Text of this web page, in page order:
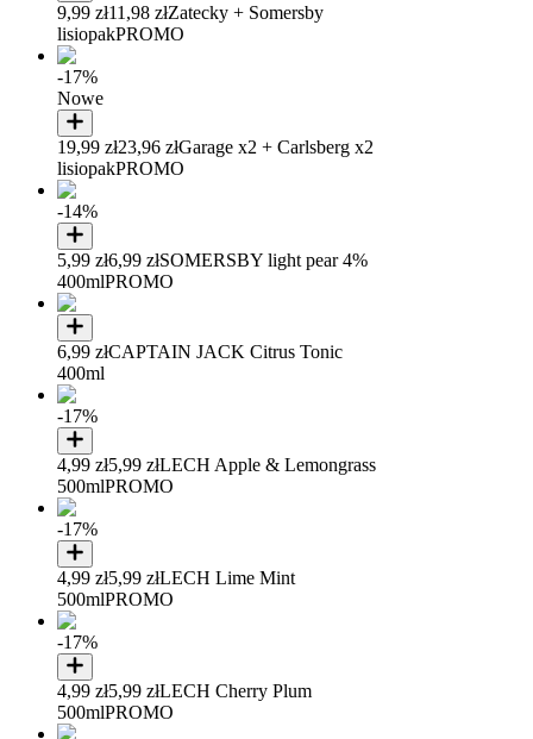
9,99 zł11,98 złZatecky + Somersby
lisiopakPROMO
-17%
Nowe
19,99 zł23,96 złGarage x2 + Carlsberg x2
lisiopakPROMO
-14%
5,99 zł6,99 złSOMERSBY light pear 4%
400mlPROMO
6,99 złCAPTAIN JACK Citrus Tonic
400ml
-17%
4,99 zł5,99 złLECH Apple & Lemongrass
500mlPROMO
-17%
4,99 zł5,99 złLECH Lime Mint
500mlPROMO
-17%
4,99 zł5,99 złLECH Cherry Plum
500mlPROMO